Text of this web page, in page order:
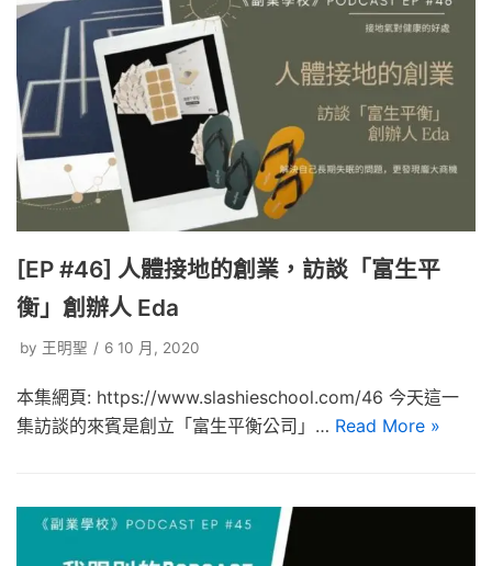
[EP #46] 人體接地的創業，訪談「富生平
衡」創辦人 Eda
by 王明聖 6 10 月, 2020
本集網頁: https://www.slashieschool.com/46 今天這一
集訪談的來賓是創立「富生平衡公司」… Read More »